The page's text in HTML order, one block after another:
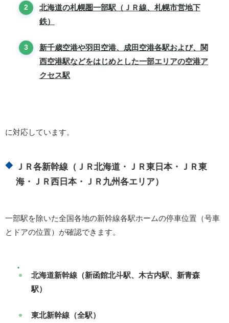
北海道の札幌圏一部駅（ＪＲ線、札幌市営地下
鉄）
新千歳空港や羽田空港、成田空港各駅および、関
西空港駅などをはじめとした一部エリアの空港ア
クセス駅
に対応しています。
ＪＲ各新幹線（ＪＲ北海道・ＪＲ東日本・ＪＲ東
海・ＪＲ西日本・ＪＲ九州各エリア）
一部駅を除いた全国各地の新幹線各駅ホームの停車位置（号車
とドアの位置）が確認できます。
北海道新幹線（新函館北斗駅、木古内駅、新青森
駅）
東北新幹線（全駅）